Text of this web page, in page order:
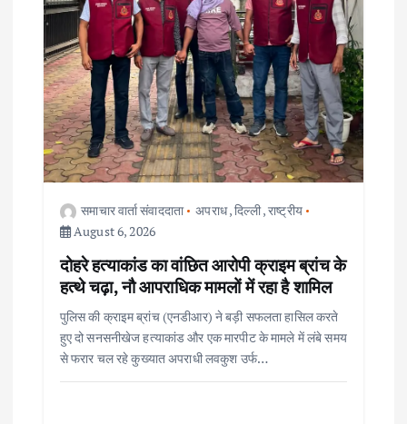
n
समाचार वार्ता संवाददाता अपराध,दिल्ली,राष्ट्रीय
August 6, 2026
दोहरे हत्याकांड का वांछित आरोपी क्राइम ब्रांच के
हत्थे चढ़ा, नौ आपराधिक मामलों में रहा है शामिल
पुलिस की क्राइम ब्रांच (एनडीआर) ने बड़ी सफलता हासिल करते
हुए दो सनसनीखेज हत्याकांड और एक मारपीट के मामले में लंबे समय
से फरार चल रहे कुख्यात अपराधी लवकुश उर्फ…